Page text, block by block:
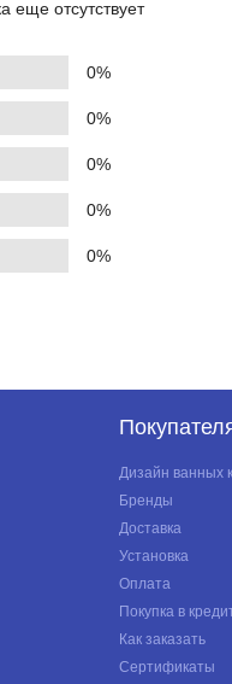
еще отсутствует
0%
0%
0%
0%
0%
Дизайн ванных
Бренды
Доставка
Установка
Оплата
Покупка в
Как заказать
Сертификаты